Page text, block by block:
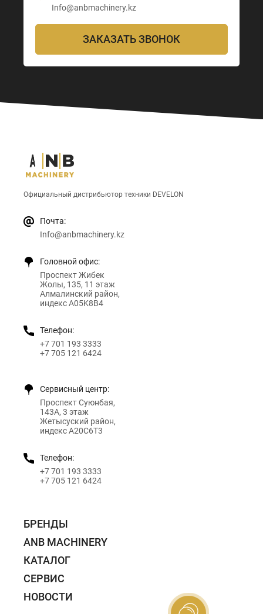
Info@anbmachinery.kz
ЗАКАЗАТЬ ЗВОНОК
Официальный дистрибьютор техники DEVELON
Почта:
Info@anbmachinery.kz
Головной офис:
Проспект Жибек
Жолы, 135, 11 этаж
Алмалинский район,
индекс A05K8B4
Телефон:
+7 701 193 3333
+7 705 121 6424
Сервисный центр:
Проспект Суюнбая,
143А, 3 этаж
Жетысуский район,
индекс A20C6T3
Телефон:
+7 701 193 3333
+7 705 121 6424
БРЕНДЫ
ANB MACHINERY
КАТАЛОГ
СЕРВИС
НОВОСТИ